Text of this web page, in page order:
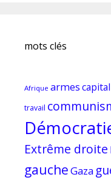
mots clés
Afrique armescapital
travail
Extrême droite
gaucheGaza